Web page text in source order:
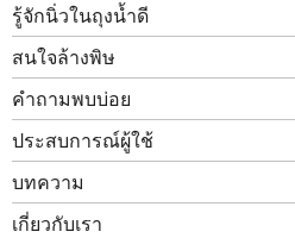
รู้จักนิ่วในถุงน้ำดี
สนใจล้างพิษ
คำถามพบบ่อย
ประสบการณ์ผู้ใช้
บทความ
เกี่ยวกับเรา